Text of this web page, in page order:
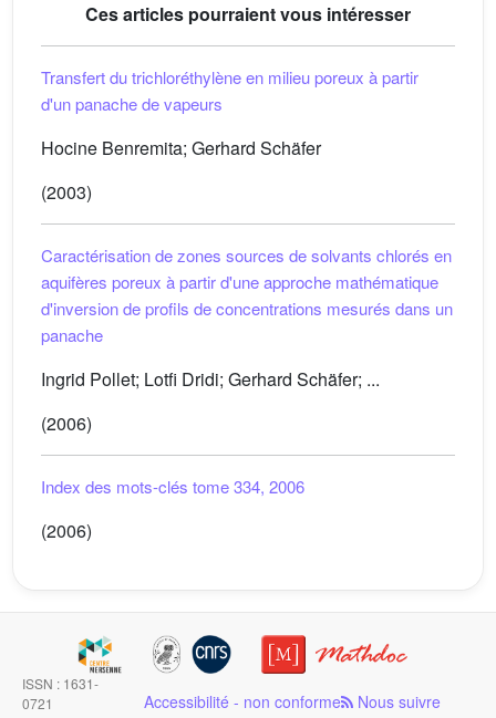
Ces articles pourraient vous intéresser
Transfert du trichloréthylène en milieu poreux à partir
d'un panache de vapeurs
Hocine Benremita; Gerhard Schäfer
(2003)
Caractérisation de zones sources de solvants chlorés en
aquifères poreux à partir d'une approche mathématique
d'inversion de profils de concentrations mesurés dans un
panache
Ingrid Pollet; Lotfi Dridi; Gerhard Schäfer; ...
(2006)
Index des mots-clés tome 334, 2006
(2006)
ISSN : 1631-
0721
Accessibilité - non conforme Nous suivre